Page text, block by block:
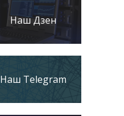
Наш Дзен
Наш Telegram